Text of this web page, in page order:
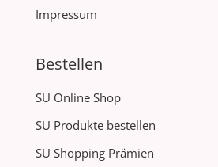
Impressum
Bestellen
SU Online Shop
SU Produkte bestellen
SU Shopping Prämien